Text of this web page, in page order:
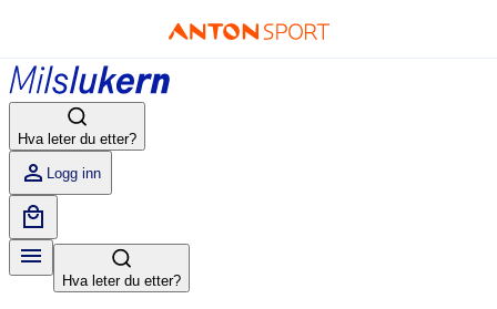
Hva leter du etter?
Logg inn
Hva leter du etter?